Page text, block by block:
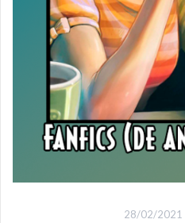
28/02/2021